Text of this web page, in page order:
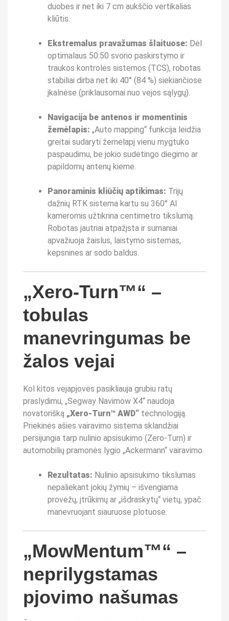
duobes ir net iki 7 cm aukščio vertikalias
kliūtis.
Ekstremalus pravažumas šlaituose: Dėl
optimalaus 50:50 svorio paskirstymo ir
traukos kontrolės sistemos (TCS), robotas
stabiliai dirba net iki 40° (84 %) siekiančiose
įkalnėse (priklausomai nuo vejos sąlygų).
Navigacija be antenos ir momentinis
žemėlapis: „Auto mapping“ funkcija leidžia
greitai sudaryti žemėlapį vienu mygtuko
paspaudimu, be jokio sudėtingo diegimo ar
papildomų antenų kieme.
Panoraminis kliūčių aptikimas: Trijų
dažnių RTK sistema kartu su 360° AI
kameromis užtikrina centimetro tikslumą.
Robotas jautriai atpažįsta ir sumaniai
apvažiuoja žaislus, laistymo sistemas,
kepsnines ar sodo baldus.
„Xero-Turn™“ –
tobulas
manevringumas be
žalos vejai
Kol kitos vejapjovės pasikliauja grubiu ratų
praslydimu, „Segway Navimow X4“ naudoja
novatorišką „Xero-Turn™ AWD“ technologiją.
Priekinės ašies vairavimo sistema sklandžiai
persijungia tarp nulinio apsisukimo (Zero-Turn) ir
automobilių pramonės lygio „Ackermann“ vairavimo.
Rezultatas: Nulinio apsisukimo tikslumas
nepaliekant jokių žymių – išvengiama
provėžų, įtrūkimų ar „išdraskytų“ vietų, ypač
manevruojant siauruose plotuose.
„MowMentum™“ –
neprilygstamas
pjovimo našumas